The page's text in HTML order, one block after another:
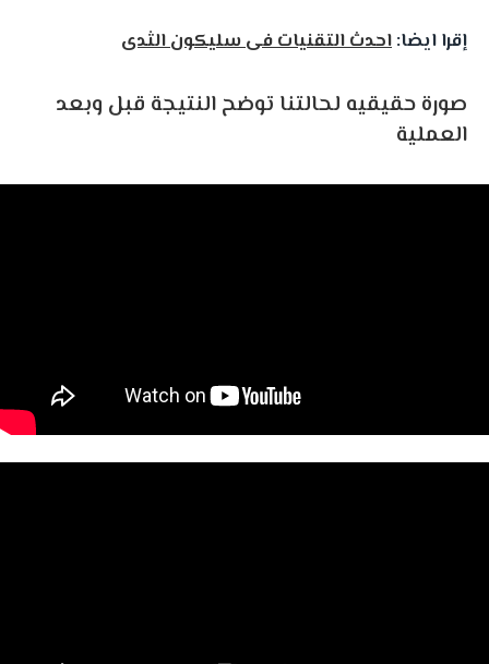
إقرا ايضا:احدث التقنيات فى سليكون الثدى
صورة حقيقيه لحالتنا توضح النتيجة قبل وبعد
العملية